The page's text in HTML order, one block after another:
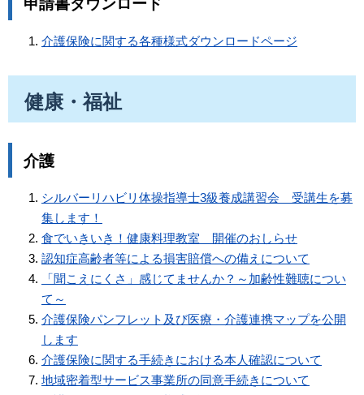
申請書ダウンロード
介護保険に関する各種様式ダウンロードページ
健康・福祉
介護
シルバーリハビリ体操指導士3級養成講習会 受講生を募
集します！
食でいきいき！健康料理教室 開催のおしらせ
認知症高齢者等による損害賠償への備えについて
「聞こえにくさ」感じてませんか？～加齢性難聴につい
て～
介護保険パンフレット及び医療・介護連携マップを公開
します
介護保険に関する手続きにおける本人確認について
地域密着型サービス事業所の同意手続きについて